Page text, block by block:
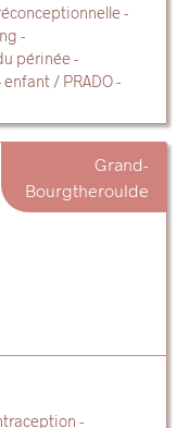
périnée
/ PRADO
Grand-
Bourgtheroulde